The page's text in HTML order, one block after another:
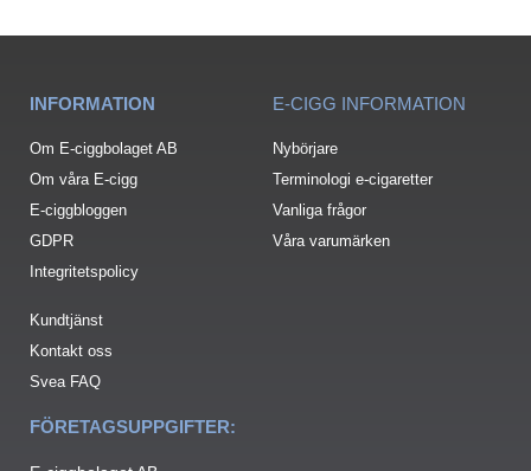
INFORMATION
Om E-ciggbolaget AB
Om våra E-cigg
E-ciggbloggen
GDPR
Integritetspolicy
Kundtjänst
Kontakt oss
Svea FAQ
E-CIGG INFORMATION
Nybörjare
Terminologi e-cigaretter
Vanliga frågor
Våra varumärken
FÖRETAGSUPPGIFTER: